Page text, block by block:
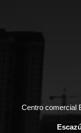
Centro comercial